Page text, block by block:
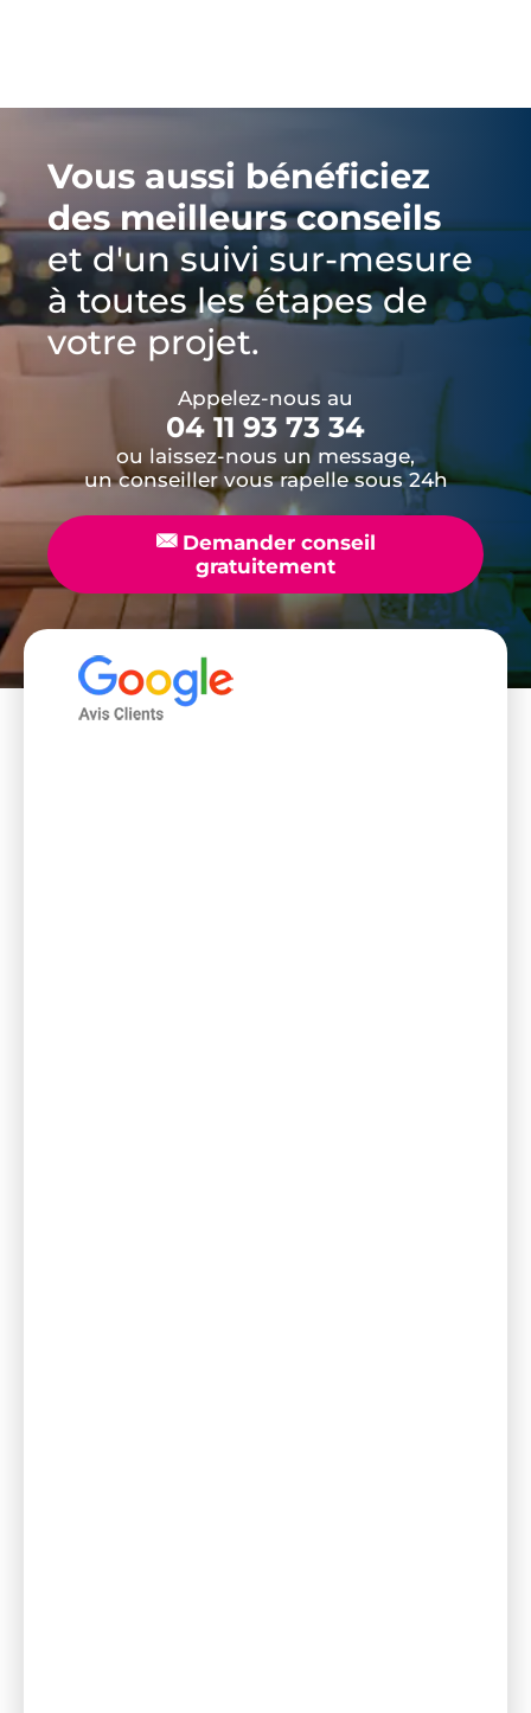
Vous aussi bénéficiez
des meilleurs conseils
et d'un suivi sur-mesure
à toutes les étapes de
votre projet.
Appelez-nous au
04 11 93 73 34
ou laissez-nous un message,
un conseiller vous rapelle sous 24h
📧Demander conseil
gratuitement